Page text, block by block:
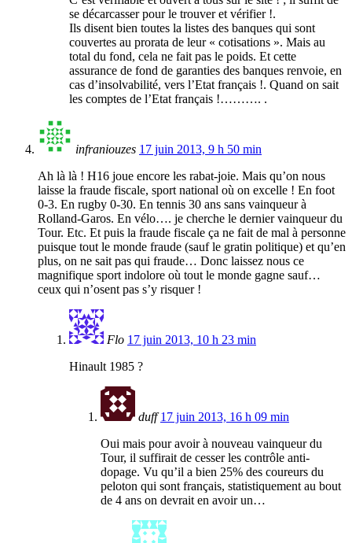
se décarcasser pour le trouver et vérifier !.
Ils disent bien toutes la listes des banques qui sont
couvertes au prorata de leur « cotisations ». Mais au
total du fond, cela ne fait pas le poids. Et cette
assurance de fond de garanties des banques renvoie, en
cas d’insolvabilité, vers l’Etat français !. Quand on sait
les comptes de l’Etat français !………. .
infraniouzes 17 juin 2013, 9 h 50 min
Ah là là ! H16 joue encore les rabat-joie. Mais qu’on nous
laisse la fraude fiscale, sport national où on excelle ! En foot
0-3. En rugby 0-30. En tennis 30 ans sans vainqueur à
Rolland-Garos. En vélo…. je cherche le dernier vainqueur du
Tour. Etc. Et puis la fraude fiscale ça ne fait de mal à personne
puisque tout le monde fraude (sauf le gratin politique) et qu’en
plus, on ne sait pas qui fraude… Donc laissez nous ce
magnifique sport indolore où tout le monde gagne sauf…
ceux qui n’osent pas s’y risquer !
Flo 17 juin 2013, 10 h 23 min
Hinault 1985 ?
duff 17 juin 2013, 16 h 09 min
Oui mais pour avoir à nouveau vainqueur du
Tour, il suffirait de cesser les contrôle anti-
dopage. Vu qu’il a bien 25% des coureurs du
peloton qui sont français, statistiquement au bout
de 4 ans on devrait en avoir un…